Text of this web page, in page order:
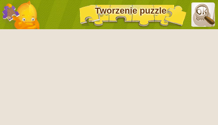
Tworzenie puzzle